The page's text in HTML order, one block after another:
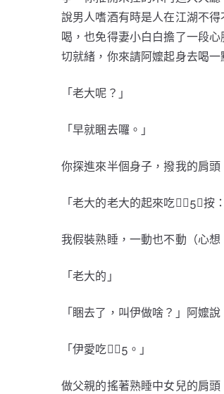
說男人嗜酒有時是人在江湖不
喝，也免得妻小白白擔了一段
切就緒，你來請阿嬤起身去喝
「老大呢？」
「早就睏去囉。」
你探進來半個身子，撥我的肩頭
「老大的老大的起來吃（按
我假裝熟睡，一動也不動（心想
「老大的」
「睏去了，叫伊做啥？」阿嬤說
「伊愛吃。」
做父親的搖著熟睡中女兒的肩